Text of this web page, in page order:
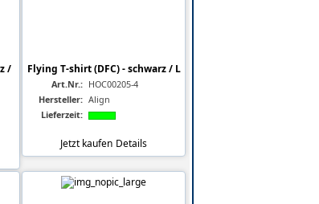
/
Flying T-shirt (DFC) - schwarz / L
Art.Nr.: HOC00205-4
Hersteller: Align
Lieferzeit:
Jetzt kaufen Details